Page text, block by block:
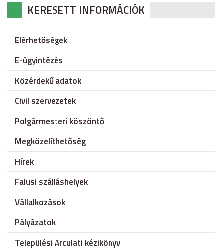
KERESETT INFORMÁCIÓK
Elérhetőségek
E-ügyintézés
Közérdekű adatok
Civil szervezetek
Polgármesteri köszöntő
Megközelíthetőség
Hírek
Falusi szálláshelyek
Vállalkozások
Pályázatok
Települési Arculati kézikönyv